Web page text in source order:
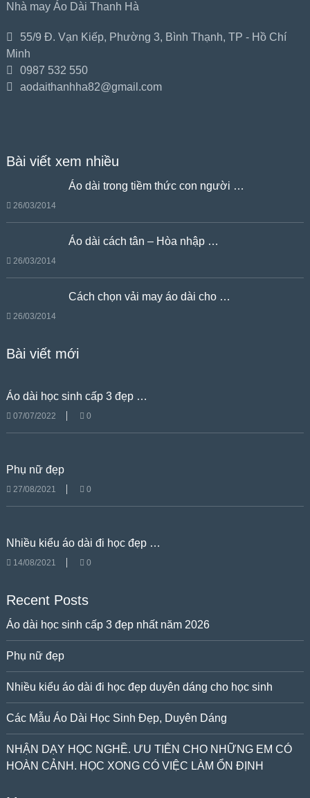
Nhà may Áo Dài Thanh Hà
55/9 Đ. Vạn Kiếp, Phường 3, Bình Thạnh, TP - Hồ Chí
Minh
0987 532 550
aodaithanhha82@gmail.com
Bài viết xem nhiều
Áo dài trong tiềm thức con người …
26/03/2014
Áo dài cách tân – Hòa nhập …
26/03/2014
Cách chọn vải may áo dài cho …
26/03/2014
Bài viết mới
Áo dài học sinh cấp 3 đẹp …
07/07/2022 0
Phụ nữ đẹp
27/08/2021 0
Nhiều kiểu áo dài đi học đẹp …
14/08/2021 0
Recent Posts
Áo dài học sinh cấp 3 đẹp nhất năm 2026
Phụ nữ đẹp
Nhiều kiểu áo dài đi học đẹp duyên dáng cho học sinh
Các Mẫu Áo Dài Học Sinh Đẹp, Duyên Dáng
NHẬN DẠY HỌC NGHỀ. ƯU TIÊN CHO NHỮNG EM CÓ
HOÀN CẢNH. HỌC XONG CÓ VIỆC LÀM ỔN ĐỊNH